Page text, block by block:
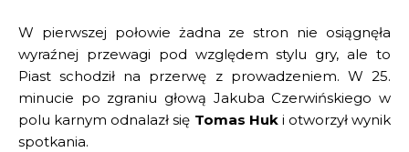
W pierwszej połowie żadna ze stron nie osiągnęła
wyraźnej przewagi pod względem stylu gry, ale to
Piast schodził na przerwę z prowadzeniem. W 25.
minucie po zgraniu głową Jakuba Czerwińskiego w
polu karnym odnalazł się Tomas Huki otworzył wynik
spotkania.